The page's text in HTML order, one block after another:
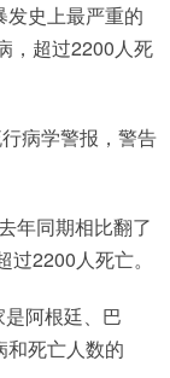
史上最严重的
，超过2200人死
病学警报，警告
年同期相比翻了
2200人死亡。
阿根廷、巴
和死亡人数的